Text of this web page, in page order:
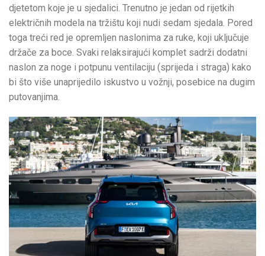
djetetom koje je u sjedalici. Trenutno je jedan od rijetkih
električnih modela na tržištu koji nudi sedam sjedala. Pored
toga treći red je opremljen naslonima za ruke, koji uključuje
držače za boce. Svaki relaksirajući komplet sadrži dodatni
naslon za noge i potpunu ventilaciju (sprijeda i straga) kako
bi što više unaprijedilo iskustvo u vožnji, posebice na dugim
putovanjima.